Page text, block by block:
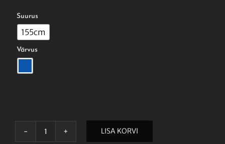
Suurus
155cm
Värvus
EQUILINE
LISA KORVI